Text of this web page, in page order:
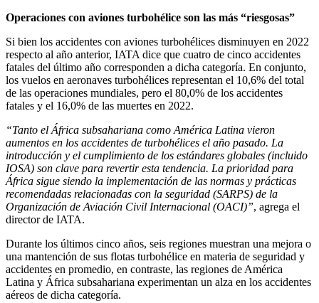
Operaciones con aviones turbohélice son las más “riesgosas”
Si bien los accidentes con aviones turbohélices disminuyen en 2022
respecto al año anterior, IATA dice que cuatro de cinco accidentes
fatales del último año corresponden a dicha categoría. En conjunto,
los vuelos en aeronaves turbohélices representan el 10,6% del total
de las operaciones mundiales, pero el 80,0% de los accidentes
fatales y el 16,0% de las muertes en 2022.
“Tanto el África subsahariana como América Latina vieron
aumentos en los accidentes de turbohélices el año pasado. La
introducción y el cumplimiento de los estándares globales (incluido
IOSA) son clave para revertir esta tendencia. La prioridad para
África sigue siendo la implementación de las normas y prácticas
recomendadas relacionadas con la seguridad (SARPS) de la
Organización de Aviación Civil Internacional (OACI)”, agrega el
director de IATA.
Durante los últimos cinco años, seis regiones muestran una mejora o
una mantención de sus flotas turbohélice en materia de seguridad y
accidentes en promedio, en contraste, las regiones de América
Latina y África subsahariana experimentan un alza en los accidentes
aéreos de dicha categoría.